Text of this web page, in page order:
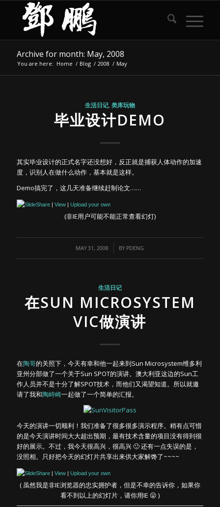
Archive for month: May, 2008
You are here: Home / Blog / 2008 / May
生活日记, 类库玩物
毕业设计DEMO
其实毕业设计的正式名字还没想好，反正就是捕获人体动作的加速
度，识别人在做什么动作，基本就是这样。
Demo搞完了，这几天准备继续赶制论文……
| View| Upload your own
(非IE用户可能不能正常查看幻灯)
MAY 31, 2008
/ BY PDENG
生活日记
在SUN MICROSYSTEM
VIC做演讲
在陶哥的关照下，今天有幸和他一起来到Sun Microsystem维多利
亚州分部做了一个关于Sun SPOT的演讲。澳大利亚这边的Sun工
作人员并不是十分了解SPOT技术，而他们又渴望知道。所以就邀
请了我和陶峙崎一起做了一个简单的汇报。
今天的演讲一切顺利！我们准备了很多很多演示程序。稍有点可惜
的是今天演讲时间大大超出预期，最有技术含量的项目没有得到很
好的展示。不过，我今天很高兴，很高兴 🙂 还有一点失误的是，
没照相。只好把今天的幻灯片共享出来供大家解馋了~~~~
| View| Upload your own
( 虽然我是非IE浏览器的忠实拥护者，但是不幸的告诉你，如果你
看不到以上的幻灯片，请你用IE 😛 )